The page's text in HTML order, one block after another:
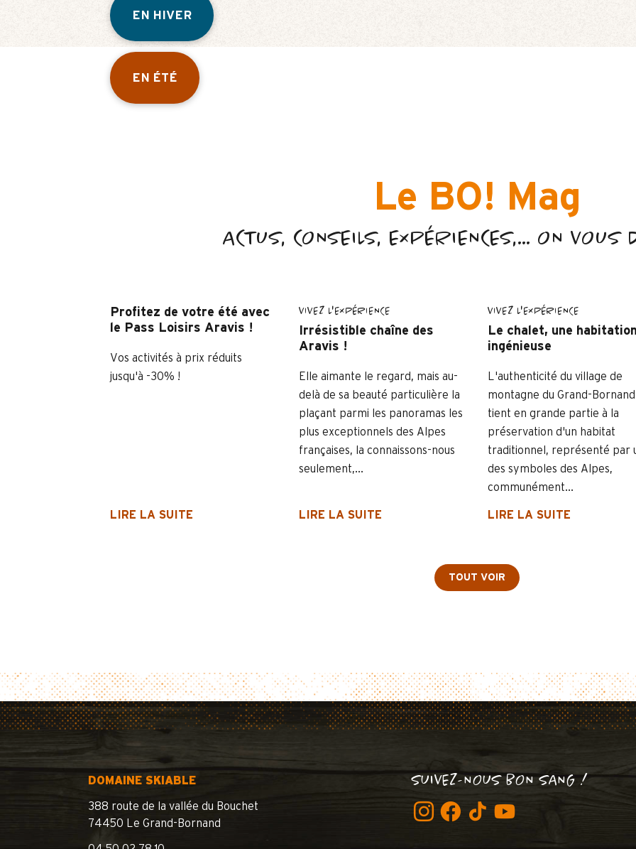
EN HIVER
EN ÉTÉ
Le BO! Mag
ACTUS, CONSEILS, EXPÉRIENCES,... ON
Profitez de votre été avec
le Pass Loisirs Aravis !
Vos activités à prix réduits
jusqu'à -30% !
LIRE LA SUITE
VIVEZ L'EXPÉRIENCE
Irrésistible chaîne des
Aravis !
Elle aimante le regard, mais au-
delà de sa beauté particulière la
plaçant parmi les panoramas les
plus exceptionnels des Alpes
françaises, la connaissons-nous
seulement,...
LIRE LA SUITE
VIVEZ L'EXPÉRIENCE
Le chalet, une habitation
ingénieuse
L'authenticité du village de
montagne du Grand-Bornand
tient en grande partie à la
préservation d'un habitat
traditionnel, représenté par
des symboles des Alpes,
communément...
LIRE LA SUITE
TOUT VOIR
DOMAINE SKIABLE
388 route de la vallée du Bouchet
74450 Le Grand-Bornand
SUIVEZ-NOUS BON SANG !